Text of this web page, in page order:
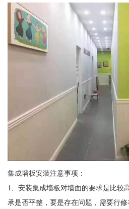
集成墙板安装注意事项：
1、安装集成墙板对墙面的要求是比较
承是否平整，要是存在问题，需要行